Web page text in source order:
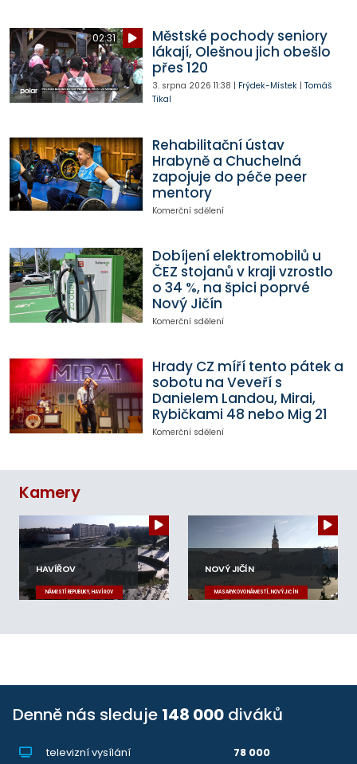
02:31
Městské pochody seniory
lákají, Olešnou jich obešlo
přes 120
3. srpna 2026 11:38 | Frýdek-Místek| Tomáš
Tikal
Rehabilitační ústav
Hrabyně a Chuchelná
zapojuje do péče peer
mentory
Komerční sdělení
Dobíjení elektromobilů u
ČEZ stojanů v kraji vzrostlo
o 34 %, na špici poprvé
Nový Jičín
Komerční sdělení
Hrady CZ míří tento pátek a
sobotu na Veveří s
Danielem Landou, Mirai,
Rybičkami 48 nebo Mig 21
Komerční sdělení
Kamery
HAVÍŘOV
NÁMĚSTÍ REPUBLIKY, HAVÍŘOV
NOVÝ JIČÍN
MASARYKOVO NÁMĚSTÍ, NOVÝ JIČÍN
Denně nás sleduje 148 000 diváků
televizní vysílání
78 000